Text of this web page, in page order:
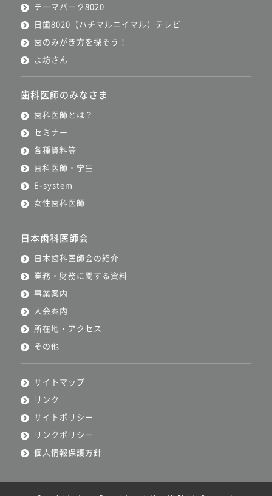
テーマパーク8020
日歯8020（ハチマルニイマル）テレビ
歯のみがき方を探そう！
よ坊さん
歯科医師のみなさま
歯科医師とは？
セミナー
各種資料等
歯科医師・学生
E-system
女性歯科医師
日本歯科医師会
日本歯科医師会の紹介
業務・財務に関する資料
事業案内
入会案内
所在地・アクセス
その他
サイトマップ
リンク
サイトポリシー
リンクポリシー
個人情報保護方針